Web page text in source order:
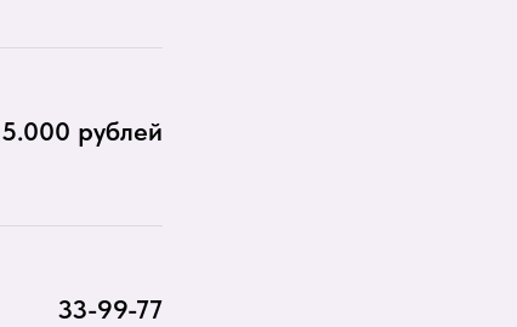
5.000 рублей
33-99-77